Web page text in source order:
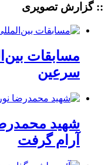
:: گزارش تصویری
مسابقات
سرعین
شهید
آرام گرفت